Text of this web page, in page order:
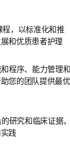
，以标准化和推
和优质患者护理
程序、能力管理
您的团队提供最优
研究和临床证据
践